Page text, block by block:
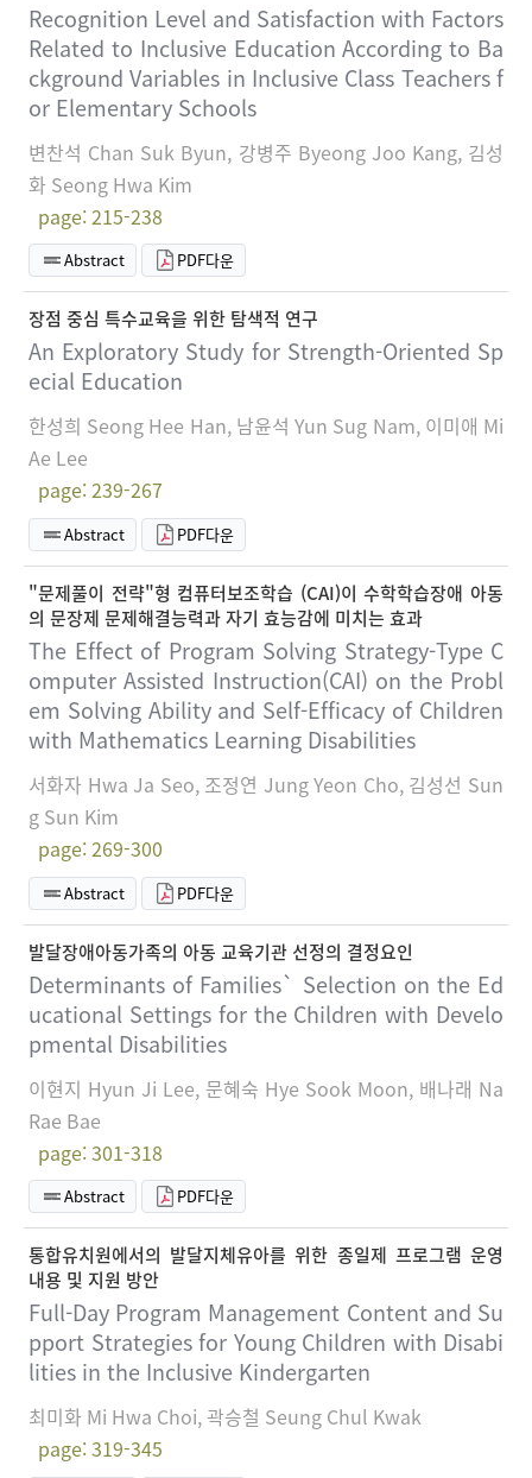
Recognition Level and Satisfaction with Factors
Related to Inclusive Education According to Ba
ckground Variables in Inclusive Class Teachers f
or Elementary Schools
변찬석 Chan Suk Byun, 강병주 Byeong Joo Kang, 김성
화 Seong Hwa Kim
page: 215-238
Abstract PDF다운
장점 중심 특수교육을 위한 탐색적 연구
An Exploratory Study for Strength-Oriented Sp
ecial Education
한성희 Seong Hee Han, 남윤석 Yun Sug Nam, 이미애 Mi
Ae Lee
page: 239-267
Abstract PDF다운
"문제풀이 전략"형 컴퓨터보조학습 (CAI)이 수학학습장애 아동
의 문장제 문제해결능력과 자기 효능감에 미치는 효과
The Effect of Program Solving Strategy-Type C
omputer Assisted Instruction(CAI) on the Probl
em Solving Ability and Self-Efficacy of Children
with Mathematics Learning Disabilities
서화자 Hwa Ja Seo, 조정연 Jung Yeon Cho, 김성선 Sun
g Sun Kim
page: 269-300
Abstract PDF다운
발달장애아동가족의 아동 교육기관 선정의 결정요인
Determinants of Families` Selection on the Ed
ucational Settings for the Children with Develo
pmental Disabilities
이현지 Hyun Ji Lee, 문혜숙 Hye Sook Moon, 배나래 Na
Rae Bae
page: 301-318
Abstract PDF다운
통합유치원에서의 발달지체유아를 위한 종일제 프로그램 운영
내용 및 지원 방안
Full-Day Program Management Content and Su
pport Strategies for Young Children with Disabi
lities in the Inclusive Kindergarten
최미화 Mi Hwa Choi, 곽승철 Seung Chul Kwak
page: 319-345